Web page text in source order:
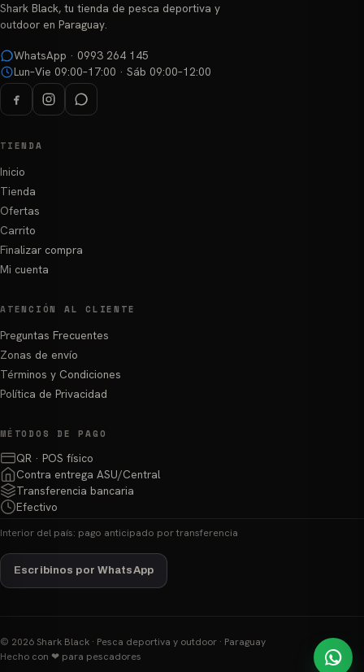
Shark Black, tu tienda de pesca deportiva y
outdoor en Paraguay.
WhatsApp · 0993 264 145
Lun–Vie 09:00–17:00 · Sáb 09:00–12:00
TIENDA
Inicio
Tienda
Ofertas
Carrito
Finalizar compra
Mi cuenta
ATENCIÓN AL CLIENTE
Preguntas Frecuentes
Zonas de envío
Términos y Condiciones
Política de Privacidad
MÉTODOS DE PAGO
QR · POS físico
Contra entrega ASU/Central
Transferencia bancaria
Efectivo
Interior del país: pago anticipado por transferencia
Escribinos por WhatsApp
© 2026 Shark Black · Pesca deportiva y outdoor · Paraguay
Hecho con ❤ para pescadores